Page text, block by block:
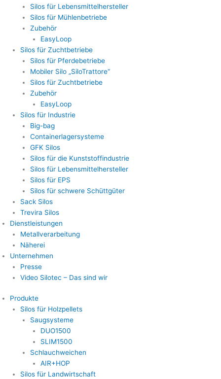
Silos für Lebensmittelhersteller
Silos für Mühlenbetriebe
Zubehör
EasyLoop
Silos für Zuchtbetriebe
Silos für Pferdebetriebe
Mobiler Silo „SiloTrattore“
Silos für Zuchtbetriebe
Zubehör
EasyLoop
Silos für Industrie
Big-bag
Containerlagersysteme
GFK Silos
Silos für die Kunststoffindustrie
Silos für Lebensmittelhersteller
Silos für EPS
Silos für schwere Schüttgüter
Sack Silos
Trevira Silos
Dienstleistungen
Metallverarbeitung
Näherei
Unternehmen
Presse
Video Silotec – Das sind wir
Produkte
Silos für Holzpellets
Saugsysteme
DUO1500
SLIM1500
Schlauchweichen
AIR+HOP
Silos für Landwirtschaft